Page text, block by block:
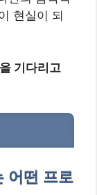
현실이 되
기다리고
어떤 프로